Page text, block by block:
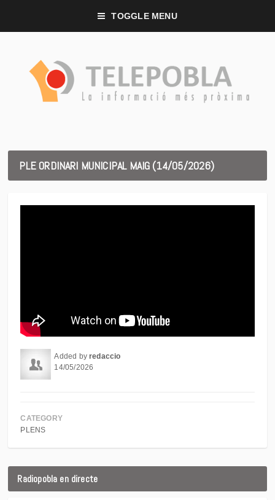
TOGGLE MENU
PLE ORDINARI MUNICIPAL MAIG (14/05/2026)
Added byredaccio
14/05/2026
CATEGORY
PLENS
Radiopobla en directe